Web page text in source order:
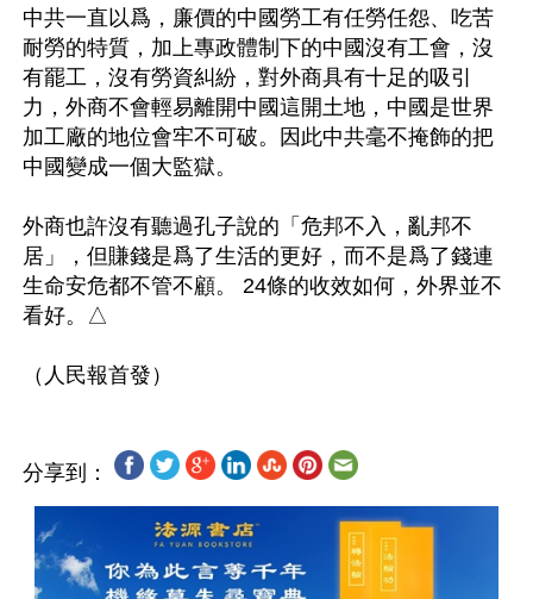
中共一直以爲，廉價的中國勞工有任勞任怨、吃苦
耐勞的特質，加上專政體制下的中國沒有工會，沒
有罷工，沒有勞資糾紛，對外商具有十足的吸引
力，外商不會輕易離開中國這開土地，中國是世界
加工廠的地位會牢不可破。因此中共毫不掩飾的把
中國變成一個大監獄。
外商也許沒有聽過孔子說的「危邦不入，亂邦不
居」，但賺錢是爲了生活的更好，而不是爲了錢連
生命安危都不管不顧。 24條的收效如何，外界並不
看好。△
分享到：